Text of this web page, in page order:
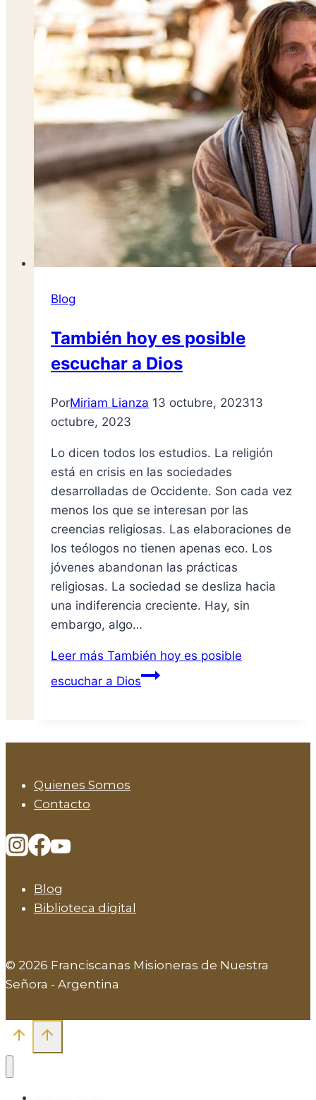
Blog
También hoy es posible
escuchar a Dios
PorMiriam Lianza 13 octubre, 202313
octubre, 2023
Lo dicen todos los estudios. La religión
está en crisis en las sociedades
desarrolladas de Occidente. Son cada vez
menos los que se interesan por las
creencias religiosas. Las elaboraciones de
los teólogos no tienen apenas eco. Los
jóvenes abandonan las prácticas
religiosas. La sociedad se desliza hacia
una indiferencia creciente. Hay, sin
embargo, algo…
Leer más También hoy es posible
escuchar a Dios
Quienes Somos
Contacto
Blog
Biblioteca digital
© 2026 Franciscanas Misioneras de Nuestra
Señora - Argentina